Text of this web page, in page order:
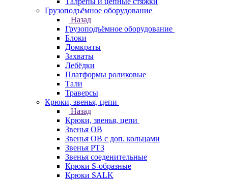
Грузоподъёмное оборудование
Назад
Грузоподъёмное оборудование
Блоки
Домкраты
Захваты
Лебёдки
Платформы роликовые
Тали
Траверсы
Крюки, звенья, цепи
Назад
Крюки, звенья, цепи
Звенья ОВ
Звенья ОВ с доп. кольцами
Звенья РТ3
Звенья соеденительные
Крюки S-образные
Крюки SALK